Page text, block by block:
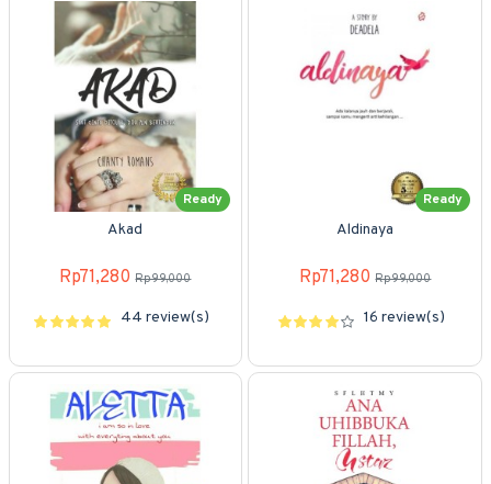
Ready
Akad
Rp71,280 Rp99,000
44 review(s)
Ready
Aldinaya
Rp71,280 Rp99,000
16 review(s)